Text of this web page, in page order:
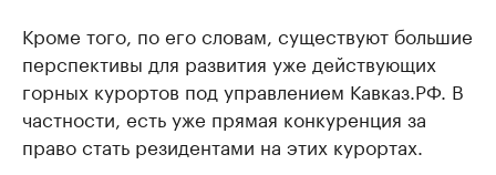
Кроме того, по его словам, существуют большие
перспективы для развития уже действующих
горных курортов под управлением Кавказ.РФ. В
частности, есть уже прямая конкуренция за
право стать резидентами на этих курортах.